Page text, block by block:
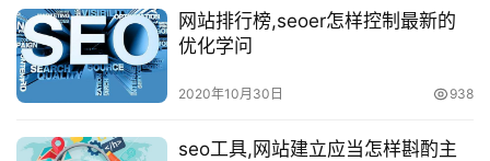
网站排行榜,seoer怎样控制最新的
优化学问
2020年10月30日 938
seo工具,网站建立应当怎样斟酌主